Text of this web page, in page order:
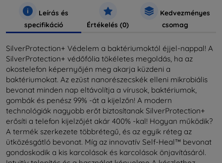
Leírás és
specifikáció
Értékelés (0)
Kedvezményes
csomag
SilverProtection+ Védelem a baktériumoktól éjjel-nappal! A
SilverProtection+ védőfólia tökéletes megoldás, ha az
okostelefon képernyőjén meg akarja küzdeni a
baktériumokat. Az ezüst nanorészecskék elleni mikrobiális
bevonat minden nap eltávolítja a vírusok, baktériumok,
gombák és penész 99% -át a kijelzőn! A modern
technológiák nagyobb erőt biztosítanak SilverProtection+
erősíti a telefon kijelzőjét akár 400% -kal! Hogyan működik?
A termék szerkezete többrétegű, és az egyik réteg az
ütközésgátló bevonat. Míg az innovatív Self-Heal™ bevonat
gondoskodik a kis karcolások és karcolások önjavításáról.